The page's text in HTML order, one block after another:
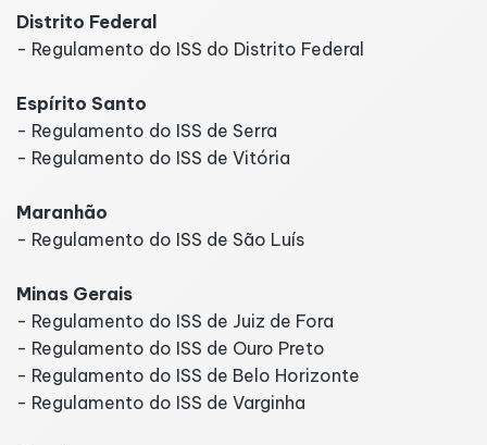
Distrito Federal
- Regulamento do ISS do Distrito Federal
Espírito Santo
- Regulamento do ISS de Serra
- Regulamento do ISS de Vitória
Maranhão
- Regulamento do ISS de São Luís
Minas Gerais
- Regulamento do ISS de Juiz de Fora
- Regulamento do ISS de Ouro Preto
- Regulamento do ISS de Belo Horizonte
- Regulamento do ISS de Varginha